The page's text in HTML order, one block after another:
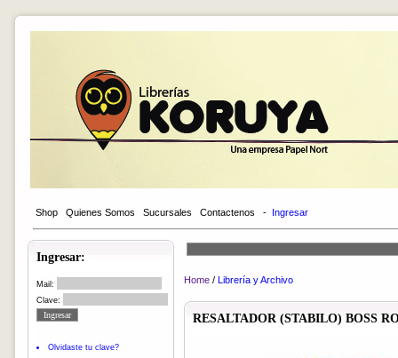
Shop Quienes Somos Sucursales Contactenos - Ingresar
Ingresar:
Mail:
Clave:
Olvidaste tu clave?
Home / Librería y Archivo
RESALTADOR (STABILO) BOSS